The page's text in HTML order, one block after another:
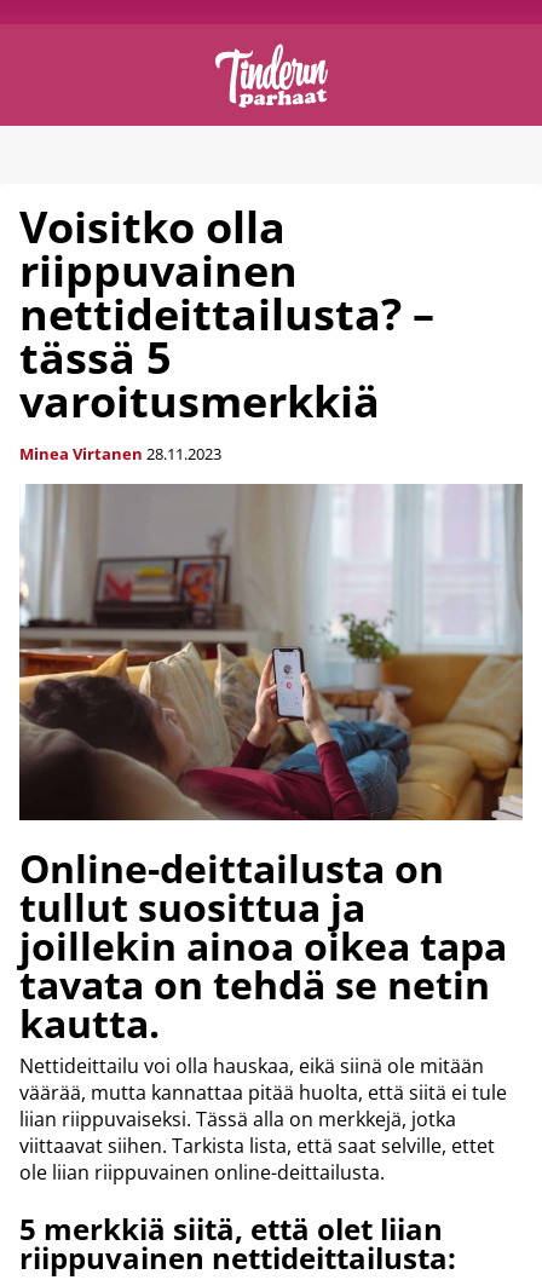
Voisitko olla
riippuvainen
nettideittailusta? –
tässä 5
varoitusmerkkiä
Minea Virtanen 28.11.2023
Online-deittailusta on
tullut suosittua ja
joillekin ainoa oikea tapa
tavata on tehdä se netin
kautta.
Nettideittailu voi olla hauskaa, eikä siinä ole mitään
väärää, mutta kannattaa pitää huolta, että siitä ei tule
liian riippuvaiseksi. Tässä alla on merkkejä, jotka
viittaavat siihen. Tarkista lista, että saat selville, ettet
ole liian riippuvainen online-deittailusta.
5 merkkiä siitä, että olet liian
riippuvainen nettideittailusta: